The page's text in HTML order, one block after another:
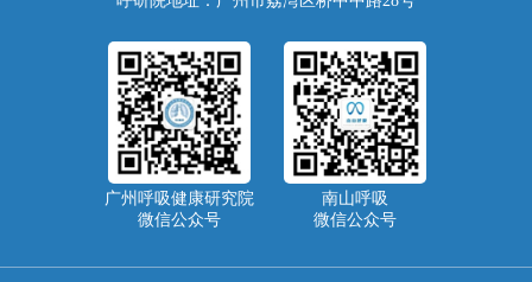
广州呼吸健康研究院
微信公众号
南山呼吸
微信公众号